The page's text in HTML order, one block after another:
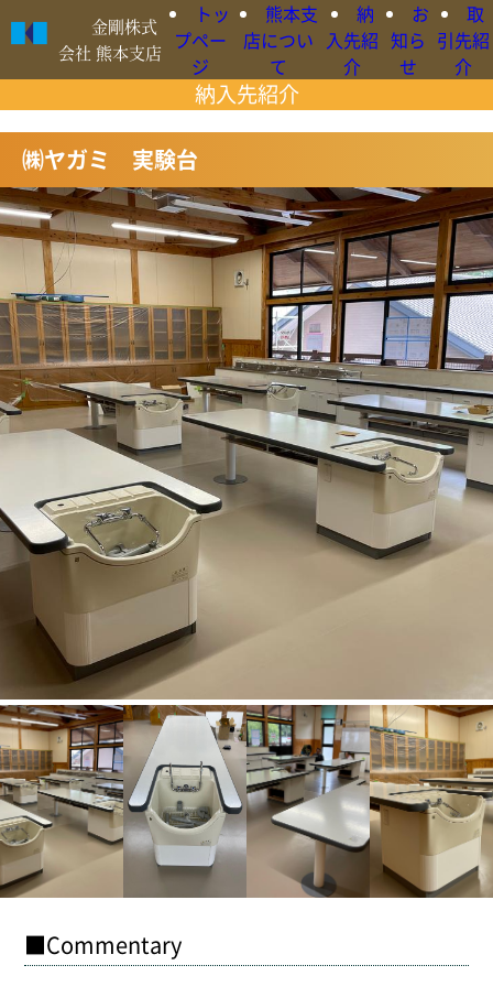
金剛株式
会社 熊本支店
○日本語
トッ
プペー
ジ
熊本支
店につい
て
納
入先紹
介
お
知ら
せ
取
引先紹
介
納入先紹介
㈱ヤガミ 実験台
■Commentary